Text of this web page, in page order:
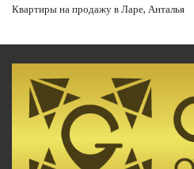
Квартиры на продажу в Ларе, Анталья